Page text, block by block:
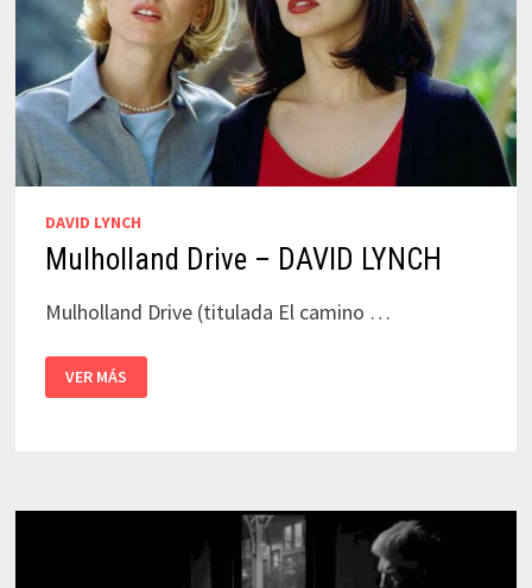
DAVID LYNCH
Mulholland Drive – DAVID LYNCH
Mulholland Drive (titulada El camino …
MULHOLLAND
DRIVE
–
VER MÁS